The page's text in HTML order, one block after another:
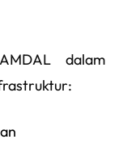
dalam